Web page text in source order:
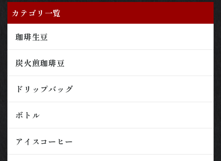
カテゴリ一覧
珈琲生豆
炭火煎珈琲豆
ドリップバッグ
ボトル
アイスコーヒー